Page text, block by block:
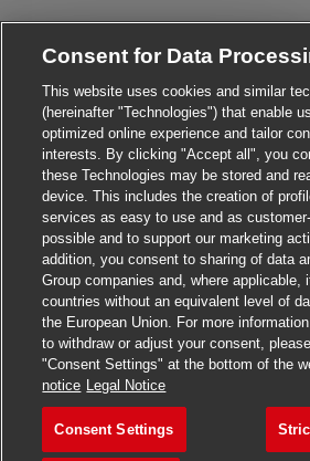
Apply for this job
Save job
Consent for Data
This website uses cookies and similar
(hereinafter "Technologies") that enable
optimized online experience and tailor
interests. By clicking "Accept all", you
these Technologies may be stored and
device. This includes the creation of
services as easy to use and as
possible and to support our marketing
addition, you consent to sharing of data
Group companies and, where applicable,
countries without an equivalent level of
the European Union. For more
to withdraw or adjust your consent,
"Consent Settings" at the bottom of the
notice Legal Notice
Consent Settings
There!
you interested in this job?
I'm interested Similar Jobs